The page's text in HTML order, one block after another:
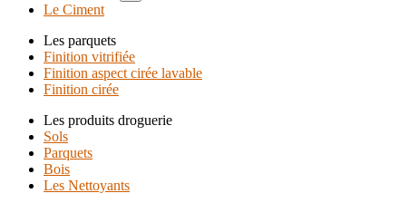
Le Ciment
Les parquets
Finition vitrifiée
Finition aspect cirée lavable
Finition cirée
Les produits droguerie
Sols
Parquets
Bois
Les Nettoyants